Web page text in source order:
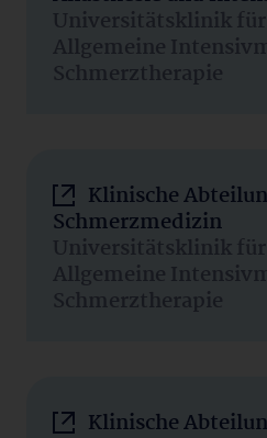
Universitätsklinik für
Allgemeine
Schmerztherapie
Klinische
Schmerzmedizin
Universitätsklinik für
Allgemeine
Schmerztherapie
Klinische